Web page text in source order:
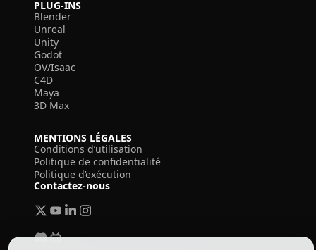
PLUG-INS
Blender
Unreal
Unity
Godot
OV/Isaac
C4D
Maya
3D Max
MENTIONS LÉGALES
Conditions d’utilisation
Politique de confidentialité
Politique d’exécution
Contactez-nous